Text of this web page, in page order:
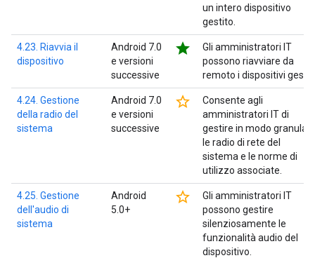
un intero dispositivo
gestito.
4.23. Riavvia il
dispositivo
Android 7.0
e versioni
successive
star
Gli amministratori IT
possono riavviare da
remoto i dispositivi
4.24. Gestione
della radio del
sistema
Android 7.0
e versioni
successive
star_border
Consente agli
amministratori IT di
gestire in modo
le radio di rete del
sistema e le norme di
utilizzo associate.
4.25. Gestione
dell'audio di
sistema
Android
5.0+
star_border
Gli amministratori IT
possono gestire
silenziosamente le
funzionalità audio del
dispositivo.